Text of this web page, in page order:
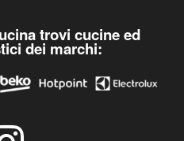
trovi cucine ed
dei marchi: